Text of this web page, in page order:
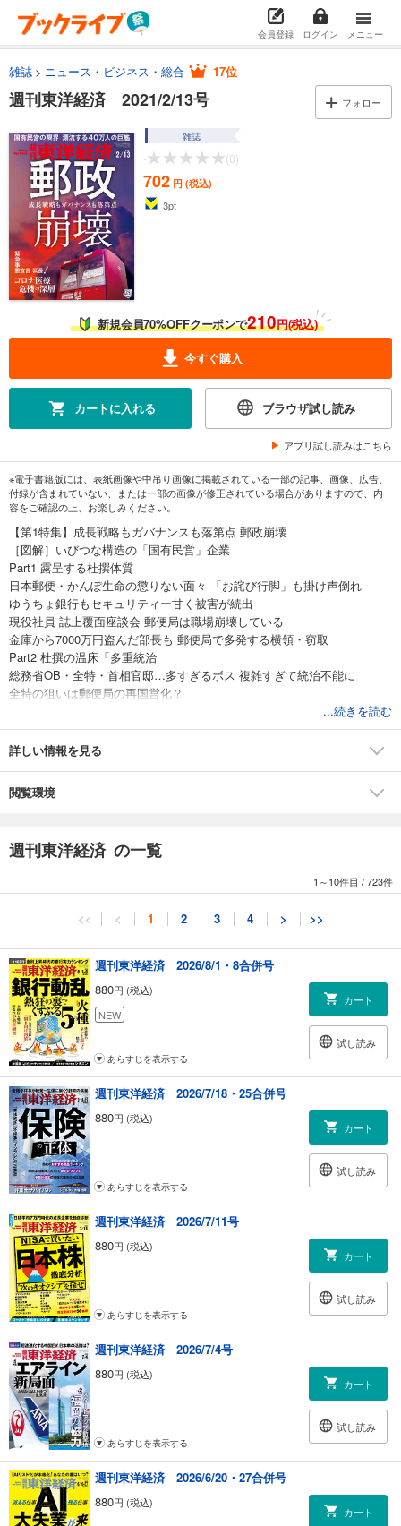
会員登録 ログイン メニュー
雑誌 ニュース・ビジネス・総合 17位
週刊東洋経済 2021/2/13号 フォロー
雑誌
- (0)
702 円 (税込)
3pt
新規会員70%OFFクーポンで210円(税込)
今すぐ購入
カートに入れる ブラウザ試し読み
アプリ試し読みはこちら
※電子書籍版には、表紙画像や中吊り画像に掲載されている一部の記事、画像、広告、
付録が含まれていない、または一部の画像が修正されている場合がありますので、内
容をご確認の上、お楽しみください。
【第1特集】成長戦略もガバナンスも落第点 郵政崩壊
［図解］いびつな構造の「国有民営」企業
Part1 露呈する杜撰体質
日本郵便・かんぽ生命の懲りない面々 「お詫び行脚」も掛け声倒れ
ゆうちょ銀行もセキュリティー甘く被害が続出
現役社員 誌上覆面座談会 郵便局は職場崩壊している
金庫から7000万円盗んだ部長も 郵便局で多発する横領・窃取
Part2 杜撰の温床「多重統治
総務省OB・全特・首相官邸…多すぎるボス 複雑すぎて統治不能に
全特の狙いは郵便局の再国営化？
会社と距離を置き始めたJP労組
「“役所体質”が抜けていない」 JP改革実行委員会委員・中央大学法科大
上場5年で株価半減
成長戦略の失敗で深手 郵政崩壊の「A級戦犯」
緊急特集
感染症法改正では解決できない！ ベッドが足りない根本理由
PCR検査 目詰まりの最大原因 感染追跡で保健所が消耗
「ワクチン接種の開始後に再び感染拡大のリスク」 京都大学教授 西浦 博
「行政は民間病院に介入を」 東京大学教授 米村滋人 「行動制限を不徹底
にするな」英キングス・カレッジ教授 渋谷健司
追いやられる「がん」患者
コロナ禍でも強い民間病院
ワクチン普及はいつ？
弱いはずない 変異株の病原性
コロナ危機でも五輪を開きますか
連載
｜経済を見る眼｜佐藤主光
｜ニュースの核心｜岡田広行
｜編集部から｜
｜ニュース最前線｜
｜発見！ 成長企業 リンナイ｜
｜会社四季報 注目決算｜
｜トップに直撃｜WOWOW社長 田中 晃
｜フォーカス政治｜歳川隆雄
｜グローバル・アイ｜ヤン＝ヴェルナー・ミュラー
｜INSIDE USA｜ジェームズ・ショフ
｜中国動態｜益尾知佐子
｜財新｜
｜マネー潮流｜森田長太郎
｜少数異見｜
｜知の技法 出世の作法｜佐藤 優
｜経済学者が読み解く 現代社会のリアル｜浦川邦夫
｜リーダーのためのDX 超入門｜山本康正
｜話題の本｜『2016年の週刊文春』 著者 柳澤 健氏に聞く ほか
｜経済クロスワード｜
｜人が集まる街 逃げる街｜牧野知弘
｜読者の手紙 次号予告｜
...続きを読む
詳しい情報を見る
閲覧環境
週刊東洋経済 の一覧
1～10件目 /723件
<< < 1 2 3 4 > >>
週刊東洋経済 2026/8/1・8合併号
880円 (税込)
NEW
カート
試し読み
あらすじを表示する
週刊東洋経済 2026/7/18・25合併号
880円 (税込)
カート
試し読み
あらすじを表示する
週刊東洋経済 2026/7/11号
880円 (税込)
カート
試し読み
あらすじを表示する
週刊東洋経済 2026/7/4号
880円 (税込)
カート
試し読み
あらすじを表示する
週刊東洋経済 2026/6/20・27合併号
880円 (税込)
カート